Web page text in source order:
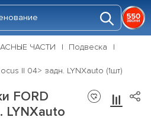
ЧАСТИ
Подвеска
II 04> задн. LYNXauto (1шт)
FORD
LYNXauto